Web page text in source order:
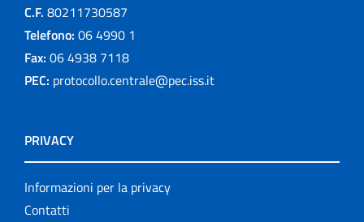
C.F. 80211730587
Telefono: 06 4990 1
Fax: 06 4938 7118
PEC: protocollo.centrale@pec.iss.it
PRIVACY
Informazioni per la privacy
Contatti